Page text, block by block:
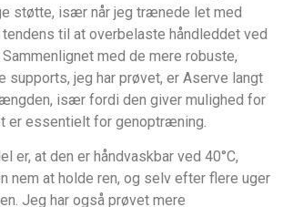
støtte, især når jeg trænede let med
til at overbelaste håndleddet ved
med de mere robuste,
supports, jeg har prøvet, er Aserve langt
især fordi den giver mulighed for
er essentielt for genoptræning.
er, at den er håndvaskbar ved 40°C,
nem at holde ren, og selv efter flere uger
Jeg har også prøvet mere